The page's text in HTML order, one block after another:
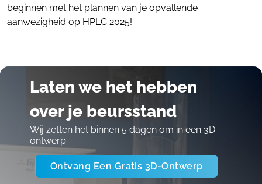
beginnen met het plannen van je opvallende
aanwezigheid op HPLC 2025!
Laten we het hebben
over je beursstand
Wij zetten het binnen 5 dagen om in een 3D-
ontwerp
Ontvang Een Gratis 3D-Ontwerp